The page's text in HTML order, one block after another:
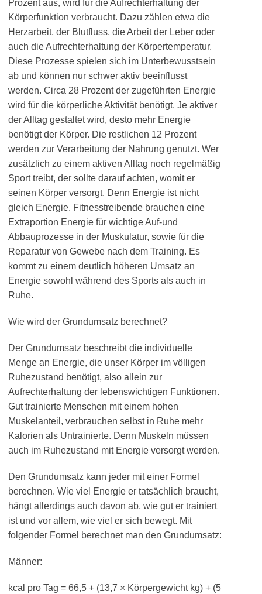
Prozent aus, wird für die Aufrechterhaltung der
Körperfunktion verbraucht. Dazu zählen etwa die
Herzarbeit, der Blutfluss, die Arbeit der Leber oder
auch die Aufrechterhaltung der Körpertemperatur.
Diese Prozesse spielen sich im Unterbewusstsein
ab und können nur schwer aktiv beeinflusst
werden. Circa 28 Prozent der zugeführten Energie
wird für die körperliche Aktivität benötigt. Je aktiver
der Alltag gestaltet wird, desto mehr Energie
benötigt der Körper. Die restlichen 12 Prozent
werden zur Verarbeitung der Nahrung genutzt. Wer
zusätzlich zu einem aktiven Alltag noch regelmäßig
Sport treibt, der sollte darauf achten, womit er
seinen Körper versorgt. Denn Energie ist nicht
gleich Energie. Fitnesstreibende brauchen eine
Extraportion Energie für wichtige Auf-und
Abbauprozesse in der Muskulatur, sowie für die
Reparatur von Gewebe nach dem Training. Es
kommt zu einem deutlich höheren Umsatz an
Energie sowohl während des Sports als auch in
Ruhe.
Wie wird der Grundumsatz berechnet?
Der Grundumsatz beschreibt die individuelle
Menge an Energie, die unser Körper im völligen
Ruhezustand benötigt, also allein zur
Aufrechterhaltung der lebenswichtigen Funktionen.
Gut trainierte Menschen mit einem hohen
Muskelanteil, verbrauchen selbst in Ruhe mehr
Kalorien als Untrainierte. Denn Muskeln müssen
auch im Ruhezustand mit Energie versorgt werden.
Den Grundumsatz kann jeder mit einer Formel
berechnen. Wie viel Energie er tatsächlich braucht,
hängt allerdings auch davon ab, wie gut er trainiert
ist und vor allem, wie viel er sich bewegt. Mit
folgender Formel berechnet man den Grundumsatz:
Männer:
kcal pro Tag = 66,5 + (13,7 × Körpergewicht kg) + (5